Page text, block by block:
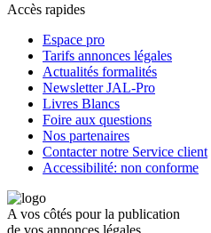
Accès rapides
Espace pro
Tarifs annonces légales
Actualités formalités
Newsletter JAL-Pro
Livres Blancs
Foire aux questions
Nos partenaires
Contacter notre Service client
Accessibilité: non conforme
A vos côtés pour la publication
de vos annonces légales